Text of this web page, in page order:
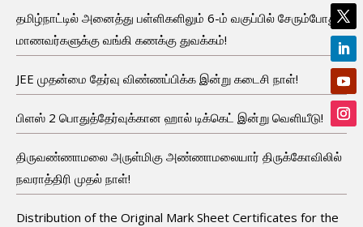
தமிழ்நாட்டில் அனைத்து பள்ளிகளிலும் 6-ம் வகுப்பில் சேரும்போது
மாணவர்களுக்கு வங்கி கணக்கு துவக்கம்!
JEE முதன்மை தேர்வு விண்ணப்பிக்க இன்று கடைசி நாள்!
பிளஸ் 2 பொதுத்தேர்வுக்கான ஹால் டிக்கெட் இன்று வெளியீடு!
திருவண்ணாமலை அருள்மிகு அண்ணாமலையார் திருக்கோவிலில்
நவராத்திரி முதல் நாள்!
Distribution of the Original Mark Sheet Certificates for the